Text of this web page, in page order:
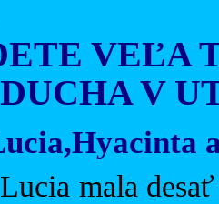
VEĽA
V
mala